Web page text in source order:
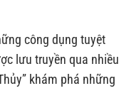
công dụng tuyệt
lưu truyền qua nhiều
khám phá những